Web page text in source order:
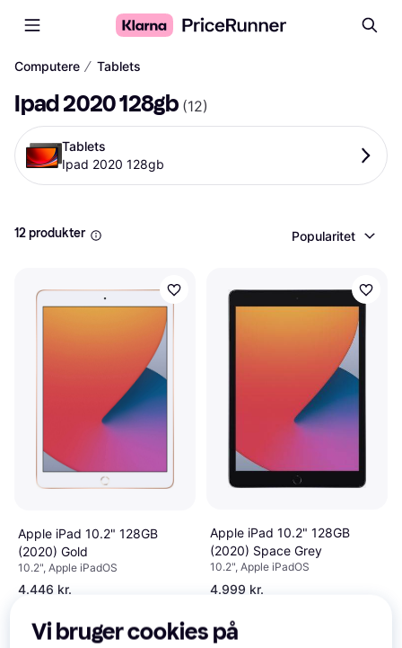
Computere ∕ Tablets
Ipad 2020 128gb (12)
Tablets
Ipad 2020 128gb
12 produkter Popularitet
Apple iPad 10.2" 128GB
(2020) Gold
10.2", Apple iPadOS
4.446 kr.
Apple iPad 10.2" 128GB
(2020) Space Grey
10.2", Apple iPadOS
4.999 kr.
Vi bruger cookies på